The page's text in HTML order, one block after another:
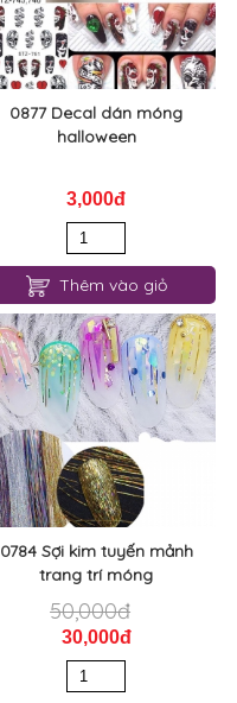
0877 Decal dán móng
halloween
3,000đ
Thêm vào giỏ
0784 Sợi kim tuyến mảnh
trang trí móng
50,000đ
30,000đ